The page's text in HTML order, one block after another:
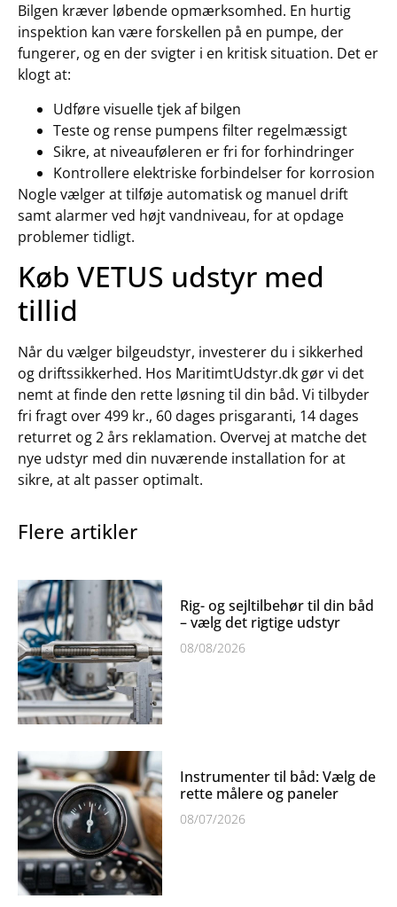
Bilgen kræver løbende opmærksomhed. En hurtig
inspektion kan være forskellen på en pumpe, der
fungerer, og en der svigter i en kritisk situation. Det er
klogt at:
Udføre visuelle tjek af bilgen
Teste og rense pumpens filter regelmæssigt
Sikre, at niveauføleren er fri for forhindringer
Kontrollere elektriske forbindelser for korrosion
Nogle vælger at tilføje automatisk og manuel drift
samt alarmer ved højt vandniveau, for at opdage
problemer tidligt.
Køb VETUS udstyr med
tillid
Når du vælger bilgeudstyr, investerer du i sikkerhed
og driftssikkerhed. Hos MaritimtUdstyr.dk gør vi det
nemt at finde den rette løsning til din båd. Vi tilbyder
fri fragt over 499 kr., 60 dages prisgaranti, 14 dages
returret og 2 års reklamation. Overvej at matche det
nye udstyr med din nuværende installation for at
sikre, at alt passer optimalt.
Flere artikler
Rig- og sejltilbehør til din båd
– vælg det rigtige udstyr
08/08/2026
Instrumenter til båd: Vælg de
rette målere og paneler
08/07/2026